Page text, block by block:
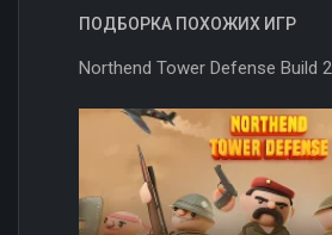
ПОДБОРКА ПОХОЖИХ ИГР
Northend Tower Defense Build